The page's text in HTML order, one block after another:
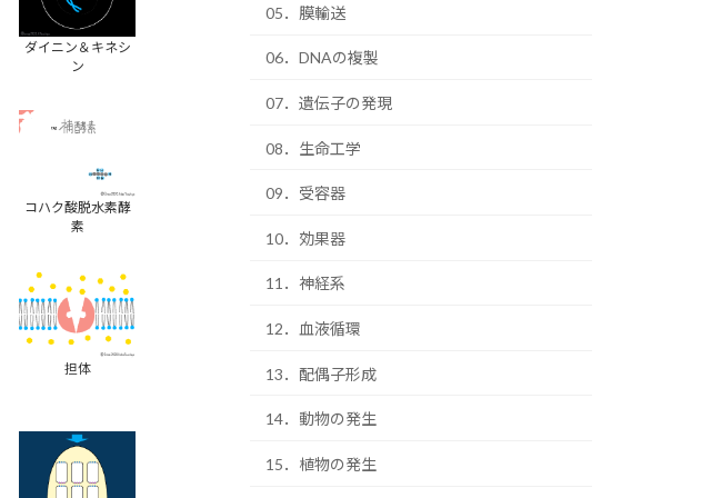
ダイニン＆キネシ
ン
コハク酸脱水素酵
素
担体
05．膜輸送
06．DNAの複製
07．遺伝子の発現
08．生命工学
09．受容器
10．効果器
11．神経系
12．血液循環
13．配偶子形成
14．動物の発生
15．植物の発生